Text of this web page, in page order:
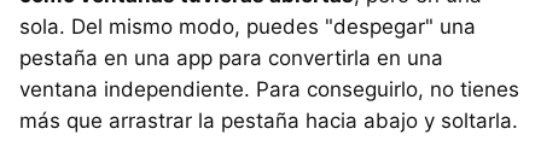
sola. Del mismo modo, puedes "despegar" una
pestaña en una app para convertirla en una
ventana independiente. Para conseguirlo, no tienes
más que arrastrar la pestaña hacia abajo y soltarla.